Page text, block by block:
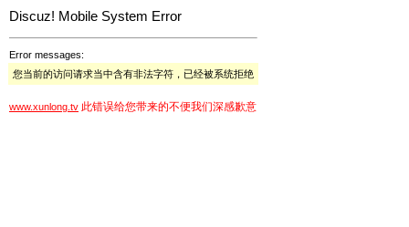
Discuz! Mobile System Error
Error messages:
您当前的访问请求当中含有非法字符，已经被系统拒绝
www.xunlong.tv 此错误给您带来的不便我们深感歉意